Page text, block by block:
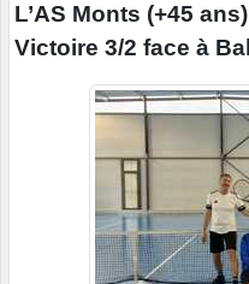
L’AS Monts (+45
Victoire 3/2 face à